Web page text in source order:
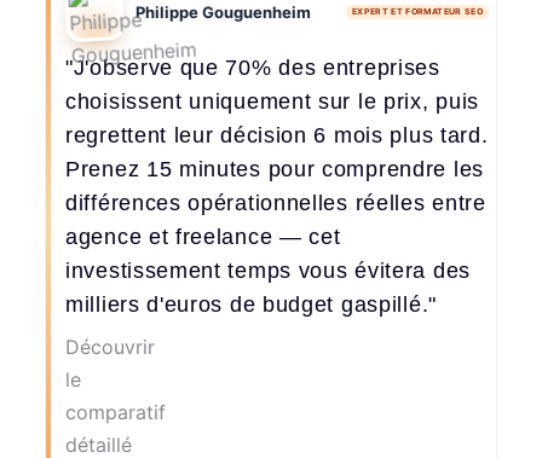
Philippe Gouguenheim EXPERT ET FORMATEUR SEO
"J'observe que 70% des entreprises
choisissent uniquement sur le prix, puis
regrettent leur décision 6 mois plus tard.
Prenez 15 minutes pour comprendre les
différences opérationnelles réelles entre
agence et freelance — cet
investissement temps vous évitera des
milliers d'euros de budget gaspillé."
Découvrir
le
comparatif
détaillé